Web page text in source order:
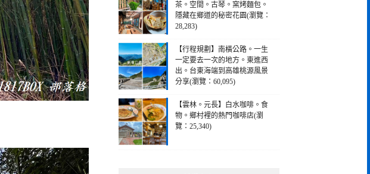
茶。空間。古琴。窯烤麵包。
隱藏在鄉道的秘密花園(瀏覽：
28,283)
【行程規劃】南橫公路。一生
一定要去一次的地方。東進西
出。台東海端到高雄桃源風景
分享(瀏覽：60,095)
【雲林。元長】白水咖啡。食
物。鄉村裡的熱門咖啡店(瀏
覽：25,340)